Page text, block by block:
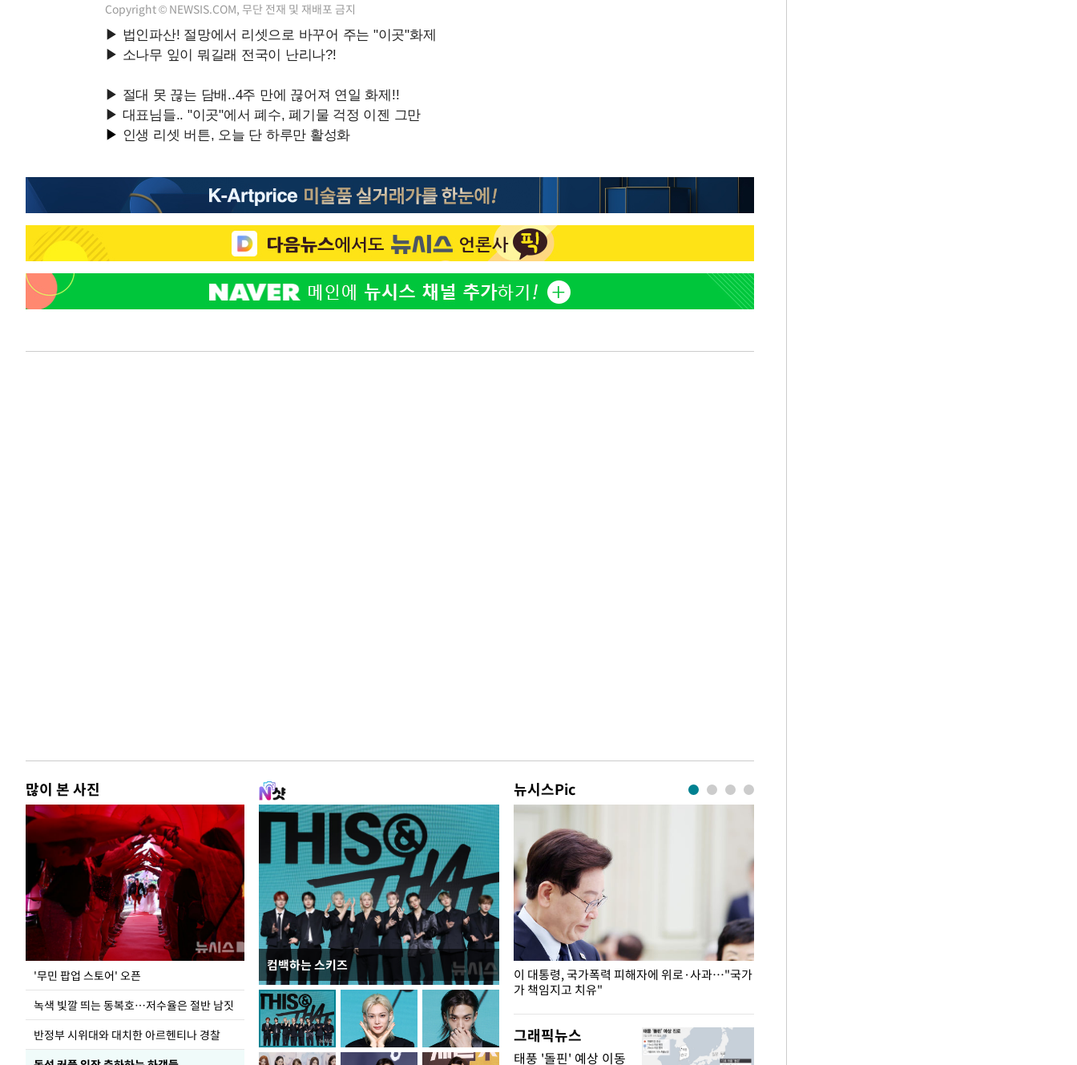
Copyright © NEWSIS.COM, 무단 전재 및 재배포 금지
많이 본 사진
'무민 팝업 스토어' 오픈
녹색 빛깔 띄는 동복호…저수율은 절반 남짓
반정부 시위대와 대치한 아르헨티나 경찰
컴백하는 스키즈
뉴시스Pic
지석천 뒤덮은 개구리밥
이 대통령, 국가폭력 피해자에 위로·사과…"국가
가 책임지고 치유"
그래픽뉴스
태풍 '돌핀' 예상 이동